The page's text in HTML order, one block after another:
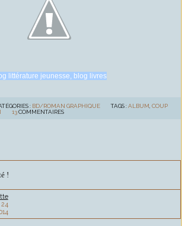
littérature jeunesse, blog livres
: BD/ROMAN GRAPHIQUE TAGS :ALBUM,COUP
13 COMMENTAIRES
!